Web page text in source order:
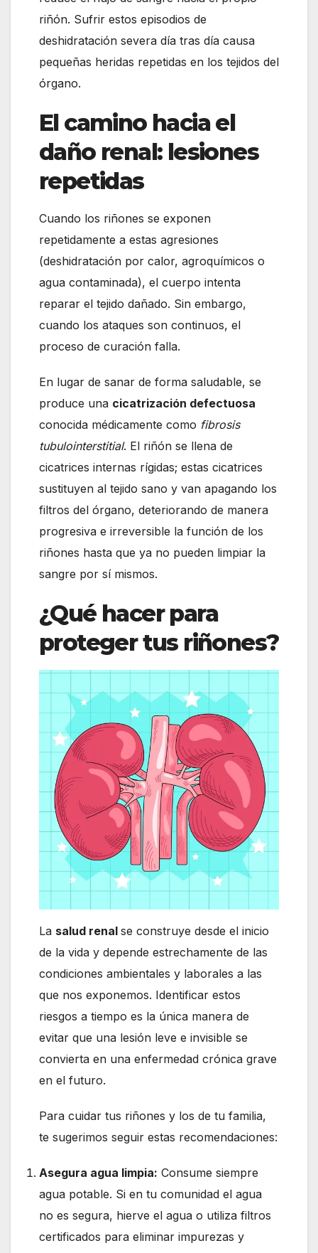
riñón. Sufrir estos episodios de
deshidratación severa día tras día causa
pequeñas heridas repetidas en los tejidos del
órgano.
El camino hacia el
daño renal: lesiones
repetidas
Cuando los riñones se exponen
repetidamente a estas agresiones
(deshidratación por calor, agroquímicos o
agua contaminada), el cuerpo intenta
reparar el tejido dañado. Sin embargo,
cuando los ataques son continuos, el
proceso de curación falla.
En lugar de sanar de forma saludable, se
produce una cicatrización defectuosa
conocida médicamente como fibrosis
tubulointerstitial. El riñón se llena de
cicatrices internas rígidas; estas cicatrices
sustituyen al tejido sano y van apagando los
filtros del órgano, deteriorando de manera
progresiva e irreversible la función de los
riñones hasta que ya no pueden limpiar la
sangre por sí mismos.
¿Qué hacer para
proteger tus riñones?
La salud renal se construye desde el inicio
de la vida y depende estrechamente de las
condiciones ambientales y laborales a las
que nos exponemos. Identificar estos
riesgos a tiempo es la única manera de
evitar que una lesión leve e invisible se
convierta en una enfermedad crónica grave
en el futuro.
Para cuidar tus riñones y los de tu familia,
te sugerimos seguir estas recomendaciones:
Asegura agua limpia: Consume siempre
agua potable. Si en tu comunidad el agua
no es segura, hierve el agua o utiliza filtros
certificados para eliminar impurezas y